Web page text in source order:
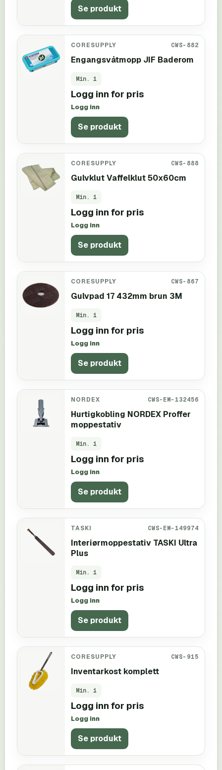
Se produkt
CORESUPPLY CWS-882
Engangsvåtmopp JIF Baderom
Min. 1
Logg inn for pris
Logg inn
Se produkt
CORESUPPLY CWS-888
Gulvklut Vaffelklut 50x60cm
Min. 1
Logg inn for pris
Logg inn
Se produkt
CORESUPPLY CWS-867
Gulvpad 17 432mm brun 3M
Min. 1
Logg inn for pris
Logg inn
Se produkt
NORDEX CWS-EM-132456
Hurtigkobling NORDEX Proffer
moppestativ
Min. 1
Logg inn for pris
Logg inn
Se produkt
TASKI CWS-EM-149974
Interiørmoppestativ TASKI Ultra
Plus
Min. 1
Logg inn for pris
Logg inn
Se produkt
CORESUPPLY CWS-915
Inventarkost komplett
Min. 1
Logg inn for pris
Logg inn
Se produkt